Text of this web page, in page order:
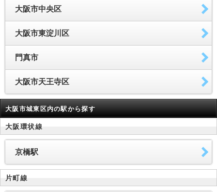
大阪市中央区
大阪市東淀川区
門真市
大阪市天王寺区
大阪市城東区内の駅から探す
大阪環状線
京橋駅
片町線